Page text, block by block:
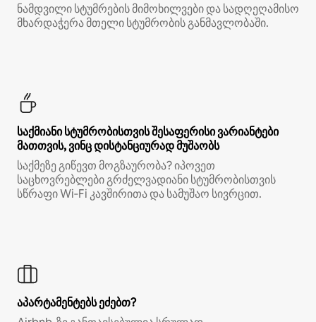
ნამდვილი სტუმრების მიმოხილვები და სადღეღამისო
მხარდაჭერა მთელი სტუმრობის განმავლობაში.
საქმიანი სტუმრობისთვის შესაფერისი ვარიანტები
მათთვის, ვინც დისტანციურად მუშაობს
საქმეზე გიწევთ მოგზაურობა? იპოვეთ
საცხოვრებლები გრძელვადიანი სტუმრობისთვის
სწრაფი Wi‑Fi კავშირითა და სამუშაო სივრცით.
აპარტამენტებს ეძებთ?